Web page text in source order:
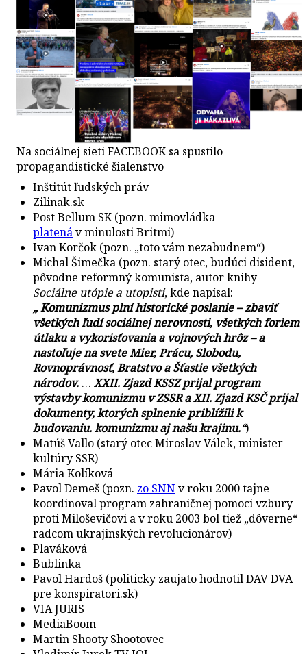
Na sociálnej sieti FACEBOOK sa spustilo
propagandistické šialenstvo
Inštitút ľudských práv
Zilinak.sk
Post Bellum SK (pozn. mimovládka
platenáv minulosti Britmi)
Ivan Korčok (pozn. „toto vám nezabudnem“)
Michal Šimečka (pozn. starý otec, budúci disident,
pôvodne reformný komunista, autor knihy
Sociálne utópie a utopisti, kde napísal:
„Komunizmus plní historické poslanie – zbaviť
všetkých ľudí sociálnej nerovnosti, všetkých foriem
útlaku a vykorisťovania a vojnových hrôz – a
nastoľuje na svete Mier, Prácu, Slobodu,
Rovnoprávnosť, Bratstvo a Šťastie všetkých
národov. … XXII. Zjazd KSSZ prijal program
výstavby komunizmu v ZSSR a XII. Zjazd KSČ prijal
dokumenty, ktorých splnenie priblížili k
budovaniu. komunizmu aj našu krajinu.“)
Matúš Vallo (starý otec Miroslav Válek, minister
kultúry SSR)
Mária Kolíková
Pavol Demeš (pozn. zo SNN v roku 2000 tajne
koordinoval program zahraničnej pomoci vzbury
proti Miloševičovi a v roku 2003 bol tiež „dôverne“
radcom ukrajinských revolucionárov)
Plaváková
Bublinka
Pavol Hardoš (politicky zaujato hodnotil DAV DVA
pre konspiratori.sk)
VIA JURIS
MediaBoom
Martin Shooty Shootovec